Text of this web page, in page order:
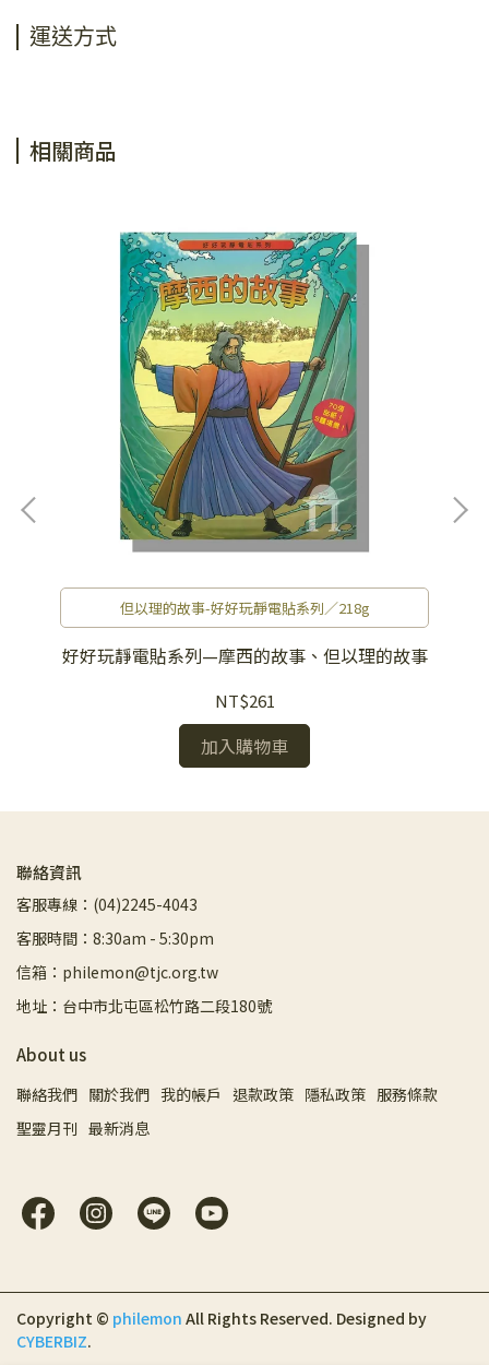
運送方式
相關商品
但以理的故事-好好玩靜電貼系列／218g
好好玩靜電貼系列—摩西的故事、但以理的故事
NT$261
加入購物車
聯絡資訊
客服專線：(04)2245-4043
客服時間：8:30am - 5:30pm
信箱：philemon@tjc.org.tw
地址：台中市北屯區松竹路二段180號
About us
聯絡我們 關於我們 我的帳戶 退款政策 隱私政策 服務條款
聖靈月刊 最新消息
Copyright © philemon All Rights Reserved. Designed by
CYBERBIZ.